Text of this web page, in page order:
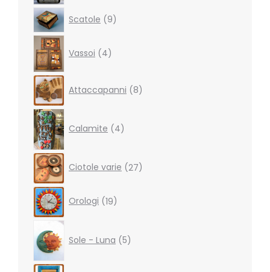
Scatole 9
9
products
Vassoi 4products
Attaccapanni 8products
Calamite 4products
Ciotole varie 27products
Orologi 19products
Sole - Luna 5products